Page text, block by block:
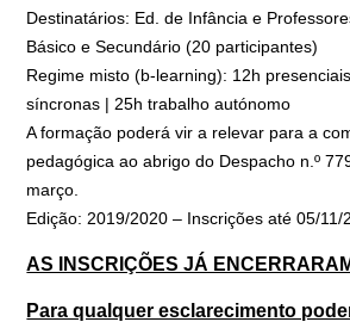
Destinatários: Ed. de Infância e
Básico e Secundário (20 participantes)
Regime misto (b-learning): 12h
síncronas | 25h trabalho autónomo
A formação poderá vir a relevar para a
pedagógica ao abrigo do Despacho n.º
março.
Edição: 2019/2020 – Inscrições até 05/11/
AS INSCRIÇÕES JÁ
Para qualquer esclarecimento